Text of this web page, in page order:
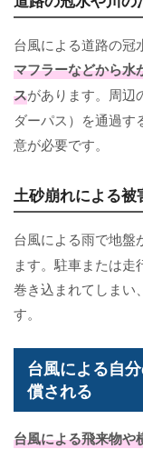
台風による道路の冠
マフラーなどから水
スがあります。周辺
ダーパス）を通過す
意が必要です。
土砂崩れによる被
台風による雨で地盤
ます。駐車または走
巻き込まれてしまい
す。
台風による自
償される
台風による飛来物や